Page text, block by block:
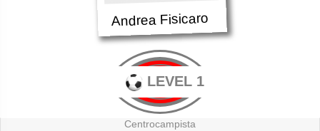
Andrea Fisicaro
LEVEL 1
Centrocampista